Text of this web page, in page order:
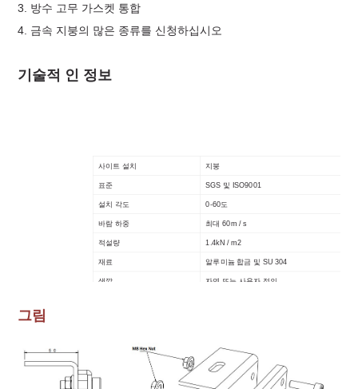
3. 방수 고무 가스켓 통합
4. 금속 지붕의 많은 종류를 신청하십시오
기술적 인 정보
사이트 설치 지붕
표준 SGS 및 ISO9001
설치 각도 0-60도
바람 하중 최대 60m / s
적설량 1.4kN / m2
재료 알루미늄 합금 및 SU 304
색깔 자연 또는 사용자 정의
그림